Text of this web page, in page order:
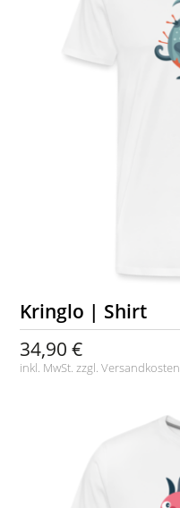
Kringlo | Shirt
34,90 €
inkl. MwSt. zzgl.Versandkosten